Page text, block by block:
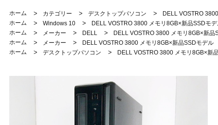
ホーム > カテゴリー > デスクトップパソコン >
DELL VOSTRO
ホーム
> Windows 10 >
DELL VOSTRO 3800 メモリ8GB×新品SSDモ
ホーム
> メーカー > DELL >
DELL VOSTRO 3800 メモリ8GB×新品
ホーム
> メーカー >
DELL VOSTRO 3800 メモリ8GB×新品SSDモデル
ホーム
> デスクトップパソコン > DELL VOSTRO 3800 メモリ8GB×新